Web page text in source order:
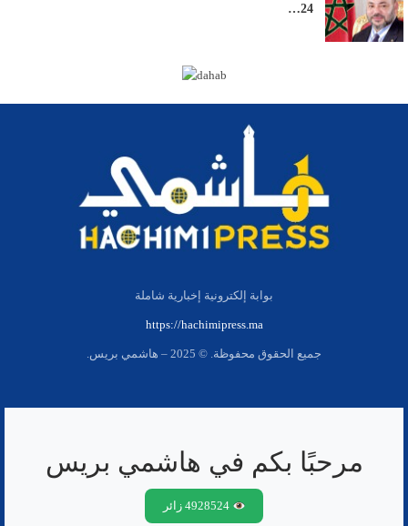
24…
بوابة إلكترونية إخبارية شاملة
https://hachimipress.ma
جميع الحقوق محفوظة. © 2025 – هاشمي بريس.
مرحبًا بكم في هاشمي بريس
4928524 زائر